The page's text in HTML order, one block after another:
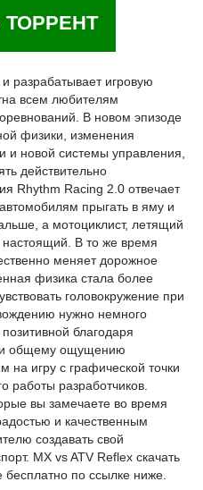
ТОРРЕНТ
разрабатывает игровую
всем любителям
В новом эпизоде
физики, изменения
новой системы управления,
действительно
Rhythm Racing 2.0 отвечает
прыгать в яму и
а мотоциклист, летящий
настоящий. В то же время
меняет дорожное
физика стала более
головокружение при
нужно немного
благодаря
и общему ощущению
игру с графической точки
работы разработчиков.
вы замечаете во время
и качественным
создавать свой
MX vs ATV Reflex скачать
по ссылке ниже.